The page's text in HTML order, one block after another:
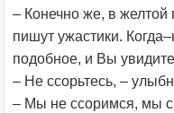
– Конечно же, в желтой
пишут ужастики.
подобное, и Вы
– Не ссорьтесь, –
– Мы не ссоримся, мы